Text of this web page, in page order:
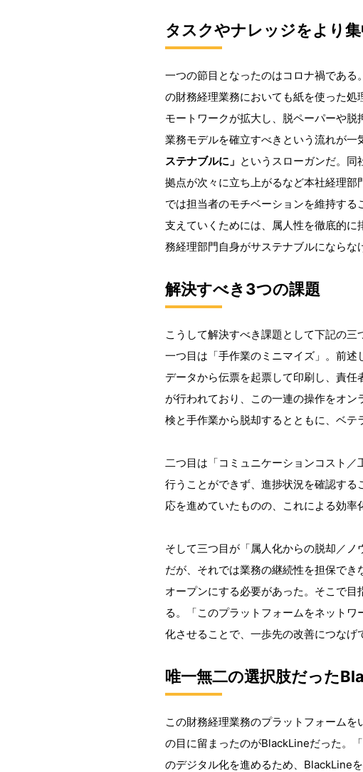
タスクやナレッジをより
一つの節目となったのはコロナ禍であ
の財務経理業務においても紙を使った
モートワークが拡大し、脱ペーパーや
業務モデルを確立すべきという流れが一
ステナブルに」 というスローガンだ。
拠点が次々に立ち上がるなど本社経理
では担当者のモチベーションを維持す
支えていくためには、属人性を徹底的
務経理部門自身がサステナブルにならな
解決すべき3つの課題
こうして解決すべき課題として下記の三
一つ目は「手作業のミニマイズ」。前
データから伝票を起票して印刷し、責
が行われており、この一連の操作をオ
検と手作業から脱却するとともに、ベテ
二つ目は「コミュニケーションコスト
行うことができず、進捗状況を確認す
応を進めていたものの、これによる効率
そして三つ目が「属人化からの脱却／
だが、それでは業務の継続性を担保で
オープンにする必要があった。そこで
る。「このプラットフォームをネット
化させることで、一歩先の改善につなげ
唯一無二の選択肢だった
この財務経理業務のプラットフォーム
の目に留まったのがBlackLineだった。
のデジタル化を進めるため、BlackLine